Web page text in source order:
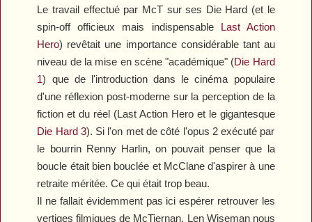
Le travail effectué par McT sur ses Die Hard (et le
spin-off officieux mais indispensable Last Action
Hero) revêtait une importance considérable tant au
niveau de la mise en scène "académique" (Die Hard
1) que de l'introduction dans le cinéma populaire
d'une réflexion post-moderne sur la perception de la
fiction et du réel (Last Action Heroet le gigantesque
Die Hard 3). Si l'on met de côté l'opus 2 exécuté par
le bourrin Renny Harlin, on pouvait penser que la
boucle était bien bouclée et McClane d'aspirer à une
retraite méritée. Ce qui était trop beau.
Il ne fallait évidemment pas ici espérer retrouver les
vertiges filmiques de McTiernan. Len Wiseman nous